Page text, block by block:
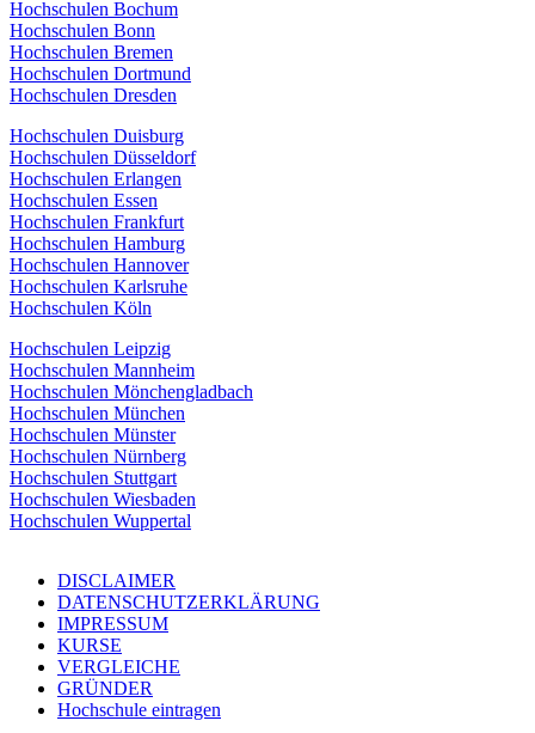
Hochschulen Bochum
Hochschulen Bonn
Hochschulen Bremen
Hochschulen Dortmund
Hochschulen Dresden
Hochschulen Duisburg
Hochschulen Düsseldorf
Hochschulen Erlangen
Hochschulen Essen
Hochschulen Frankfurt
Hochschulen Hamburg
Hochschulen Hannover
Hochschulen Karlsruhe
Hochschulen Köln
Hochschulen Leipzig
Hochschulen Mannheim
Hochschulen Mönchengladbach
Hochschulen München
Hochschulen Münster
Hochschulen Nürnberg
Hochschulen Stuttgart
Hochschulen Wiesbaden
Hochschulen Wuppertal
DISCLAIMER
DATENSCHUTZERKLÄRUNG
IMPRESSUM
KURSE
VERGLEICHE
GRÜNDER
Hochschule eintragen